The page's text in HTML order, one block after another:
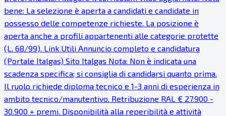
bene: La selezione è aperta a candidati e candidate in
possesso delle competenze richieste. La posizione è
aperta anche a profili appartenenti alle categorie protette
(L. 68/99). Link Utili Annuncio completo e candidatura
(Portale Italgas) Sito Italgas Nota: Non è indicata una
scadenza specifica; si consiglia di candidarsi quanto prima.
Il ruolo richiede diploma tecnico e 1-3 anni di esperienza in
ambito tecnico/manutentivo. Retribuzione RAL € 27.900 -
30.900 + premi. Disponibilità alla reperibilità e attività